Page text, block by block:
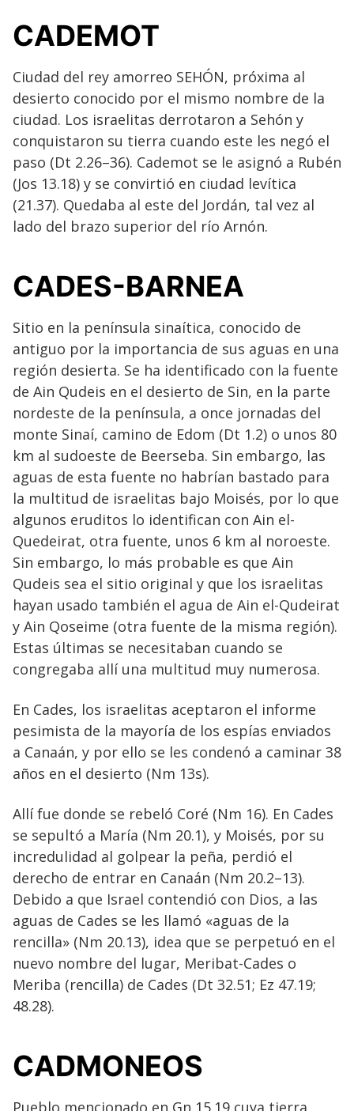
CADEMOT
Ciudad del rey amorreo SEHÓN, próxima al
desierto conocido por el mismo nombre de la
ciudad. Los israelitas derrotaron a Sehón y
conquistaron su tierra cuando este les negó el
paso (Dt 2.26–36). Cademot se le asignó a Rubén
(Jos 13.18) y se convirtió en ciudad levítica
(21.37). Quedaba al este del Jordán, tal vez al
lado del brazo superior del río Arnón.
CADES-BARNEA
Sitio en la península sinaítica, conocido de
antiguo por la importancia de sus aguas en una
región desierta. Se ha identificado con la fuente
de Ain Qudeis en el desierto de Sin, en la parte
nordeste de la península, a once jornadas del
monte Sinaí, camino de Edom (Dt 1.2) o unos 80
km al sudoeste de Beerseba. Sin embargo, las
aguas de esta fuente no habrían bastado para
la multitud de israelitas bajo Moisés, por lo que
algunos eruditos lo identifican con Ain el-
Quedeirat, otra fuente, unos 6 km al noroeste.
Sin embargo, lo más probable es que Ain
Qudeis sea el sitio original y que los israelitas
hayan usado también el agua de Ain el-Qudeirat
y Ain Qoseime (otra fuente de la misma región).
Estas últimas se necesitaban cuando se
congregaba allí una multitud muy numerosa.
En Cades, los israelitas aceptaron el informe
pesimista de la mayoría de los espías enviados
a Canaán, y por ello se les condenó a caminar 38
años en el desierto (Nm 13s).
Allí fue donde se rebeló Coré (Nm 16). En Cades
se sepultó a María (Nm 20.1), y Moisés, por su
incredulidad al golpear la peña, perdió el
derecho de entrar en Canaán (Nm 20.2–13).
Debido a que Israel contendió con Dios, a las
aguas de Cades se les llamó «aguas de la
rencilla» (Nm 20.13), idea que se perpetuó en el
nuevo nombre del lugar, Meribat-Cades o
Meriba (rencilla) de Cades (Dt 32.51; Ez 47.19;
48.28).
CADMONEOS
Pueblo mencionado en Gn 15.19 cuya tierra